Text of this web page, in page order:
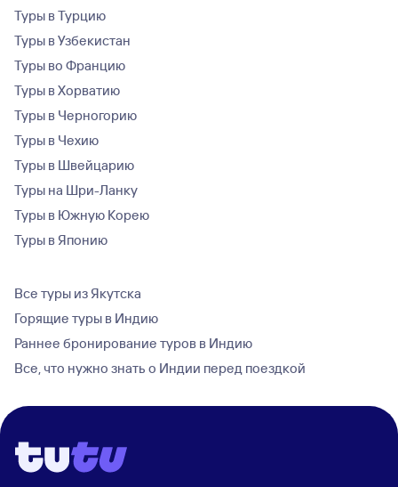
Туры в Турцию
Туры в Узбекистан
Туры во Францию
Туры в Хорватию
Туры в Черногорию
Туры в Чехию
Туры в Швейцарию
Туры на Шри-Ланку
Туры в Южную Корею
Туры в Японию
Все туры из Якутска
Горящие туры в Индию
Раннее бронирование туров в Индию
Все, что нужно знать о Индии перед поездкой